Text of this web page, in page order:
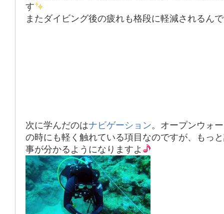
す
またダイビング後の疲れも格段に軽減されるん
次に学んだのはナビゲーション。オープンウォ
の時にも軽く触れている項目なのですが、もっ
事が分かるようになりますよ